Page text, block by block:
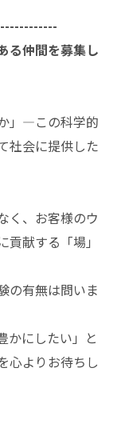
る仲間を募集し
」―この科学的
社会に提供した
く、お客様のウ
献する「場」
の有無は問いま
かにしたい」と
心よりお待ちし